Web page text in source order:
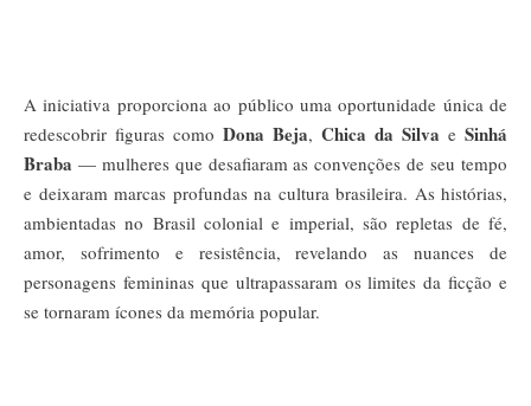
A iniciativa proporciona ao público uma oportunidade única de
redescobrir figuras como Dona Beja, Chica da Silva e Sinhá
Braba — mulheres que desafiaram as convenções de seu tempo
e deixaram marcas profundas na cultura brasileira. As histórias,
ambientadas no Brasil colonial e imperial, são repletas de fé,
amor, sofrimento e resistência, revelando as nuances de
personagens femininas que ultrapassaram os limites da ficção e
se tornaram ícones da memória popular.